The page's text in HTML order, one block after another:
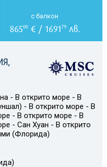
- В открито море - В
- В открито море - В
- В открито море - В
- Сан Хуан - В открито
(Флорида)
с балкон
86500€ / 169179лв.